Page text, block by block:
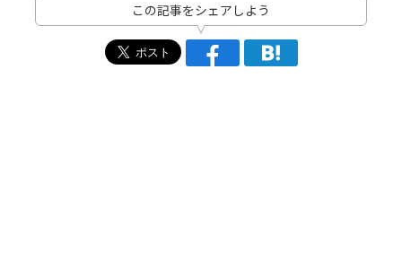
この記事をシェアしよう